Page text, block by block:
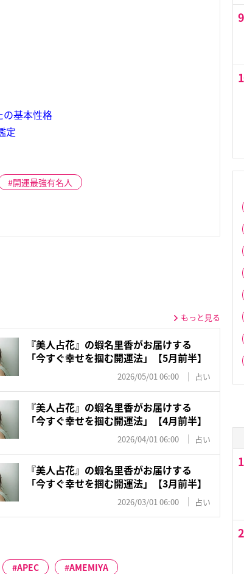
の基本性格
定
開運最強有名人
もっと見る
『美人占花』の蝦名里香がお届けする
「今すぐ幸せを掴む開運法」【5月前半】
2026/05/01 06:00 占い
『美人占花』の蝦名里香がお届けする
「今すぐ幸せを掴む開運法」【4月前半】
2026/04/01 06:00 占い
『美人占花』の蝦名里香がお届けする
「今すぐ幸せを掴む開運法」【3月前半】
2026/03/01 06:00 占い
APEC
AMEMIYA